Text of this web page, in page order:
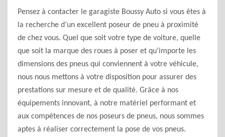
Pensez à contacter le garagiste Boussy Auto si vous êtes à
la recherche d’un excellent poseur de pneu à proximité
de chez vous. Quel que soit votre type de voiture, quelle
que soit la marque des roues à poser et qu’importe les
dimensions des pneus qui conviennent à votre véhicule,
nous nous mettons à votre disposition pour assurer des
prestations sur mesure et de qualité. Grâce à nos
équipements innovant, à notre matériel performant et
aux compétences de nos poseurs de pneus, nous sommes
aptes à réaliser correctement la pose de vos pneus.